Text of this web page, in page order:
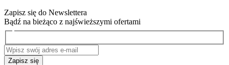
Zapisz się do Newslettera
Bądź na bieżąco z najświeższymi ofertami
Zapisz się